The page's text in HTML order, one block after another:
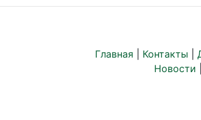
Главная Контакты
Новости